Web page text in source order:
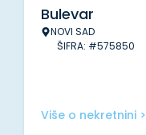
Bulevar
NOVI SAD
ŠIFRA: #575850
Više o nekretnini >